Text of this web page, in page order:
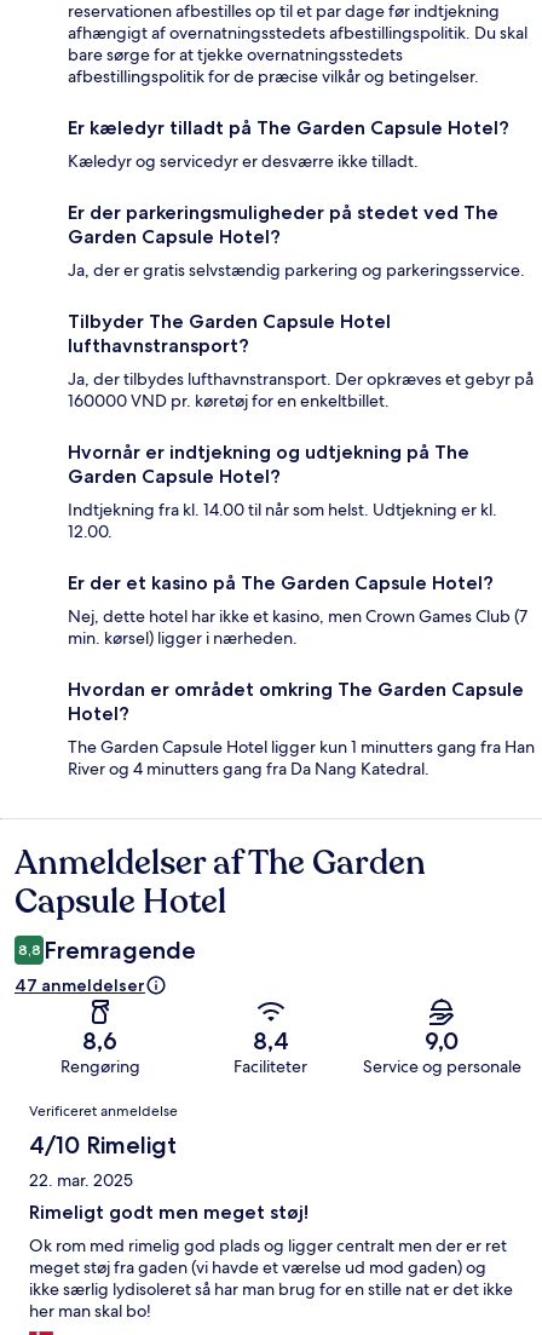
reservationen afbestilles op til et par dage før indtjekning
afhængigt af overnatningsstedets afbestillingspolitik. Du skal
bare sørge for at tjekke overnatningsstedets
afbestillingspolitik for de præcise vilkår og betingelser.
Er kæledyr tilladt på The Garden Capsule Hotel?
Kæledyr og servicedyr er desværre ikke tilladt.
Er der parkeringsmuligheder på stedet ved The
Garden Capsule Hotel?
Ja, der er gratis selvstændig parkering og parkeringsservice.
Tilbyder The Garden Capsule Hotel
lufthavnstransport?
Ja, der tilbydes lufthavnstransport. Der opkræves et gebyr på
160000 VND pr. køretøj for en enkeltbillet.
Hvornår er indtjekning og udtjekning på The
Garden Capsule Hotel?
Indtjekning fra kl. 14.00 til når som helst. Udtjekning er kl.
12.00.
Er der et kasino på The Garden Capsule Hotel?
Nej, dette hotel har ikke et kasino, men Crown Games Club (7
min. kørsel) ligger i nærheden.
Hvordan er området omkring The Garden Capsule
Hotel?
The Garden Capsule Hotel ligger kun 1 minutters gang fra Han
River og 4 minutters gang fra Da Nang Katedral.
Anmeldelser
Anmeldelser af The Garden
Capsule Hotel
8,8 Fremragende
47 anmeldelser
8,6
Rengøring
8,4
Faciliteter
9,0
Service og personale
Anmeldelser
Verificeret anmeldelse
4/10 Rimeligt
22. mar. 2025
Rimeligt godt men meget støj!
Ok rom med rimelig god plads og ligger centralt men der er ret
meget støj fra gaden (vi havde et værelse ud mod gaden) og
ikke særlig lydisoleret så har man brug for en stille nat er det ikke
her man skal bo!